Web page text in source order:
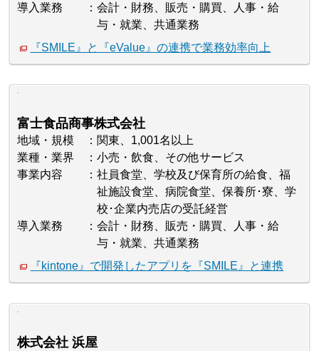
導入業務
会計・財務、販売・購買、人事・給
与・就業、共通業務
『SMILE』と『eValue』の連携で業務効率向上
富士食品商事株式会社
地域・規模
関東、1,001名以上
業種・業界
小売・飲食、その他サービス
事業内容
社員食堂、学校及び保育所の給食、福
祉施設食堂、病院食堂、保養所･寮、学
校･企業内売店の受託経営
導入業務
会計・財務、販売・購買、人事・給
与・就業、共通業務
『kintone』で開発したアプリを『SMILE』と連携
株式会社 浜屋